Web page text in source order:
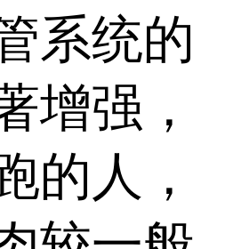
系统的
增强，
的人，